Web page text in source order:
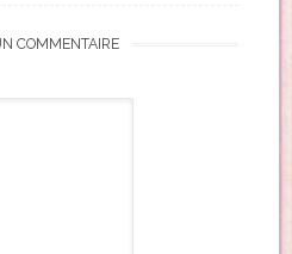
COMMENTAIRE